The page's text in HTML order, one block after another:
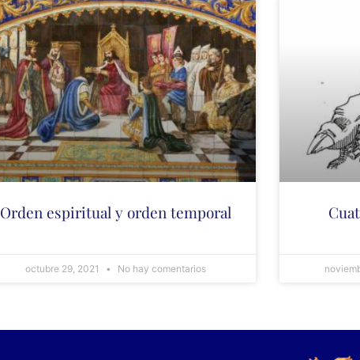
Orden espiritual y orden temporal
octubre 29, 2021 No hay comentarios